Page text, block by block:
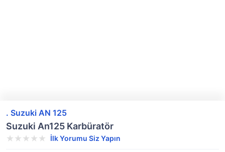
. Suzuki AN 125
Suzuki An125 Karbüratör
İlk Yorumu Siz Yapın